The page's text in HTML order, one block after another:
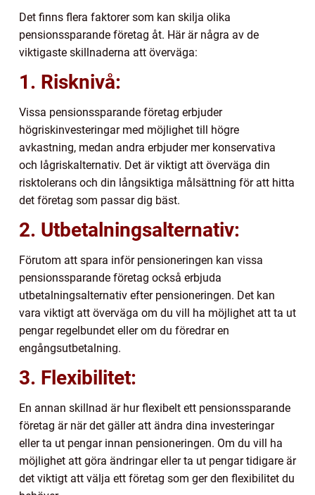
Det finns flera faktorer som kan skilja olika
pensionssparande företag åt. Här är några av de
viktigaste skillnaderna att överväga:
1. Risknivå:
Vissa pensionssparande företag erbjuder
högriskinvesteringar med möjlighet till högre
avkastning, medan andra erbjuder mer konservativa
och lågriskalternativ. Det är viktigt att överväga din
risktolerans och din långsiktiga målsättning för att hitta
det företag som passar dig bäst.
2. Utbetalningsalternativ:
Förutom att spara inför pensioneringen kan vissa
pensionssparande företag också erbjuda
utbetalningsalternativ efter pensioneringen. Det kan
vara viktigt att överväga om du vill ha möjlighet att ta ut
pengar regelbundet eller om du föredrar en
engångsutbetalning.
3. Flexibilitet:
En annan skillnad är hur flexibelt ett pensionssparande
företag är när det gäller att ändra dina investeringar
eller ta ut pengar innan pensioneringen. Om du vill ha
möjlighet att göra ändringar eller ta ut pengar tidigare är
det viktigt att välja ett företag som ger den flexibilitet du